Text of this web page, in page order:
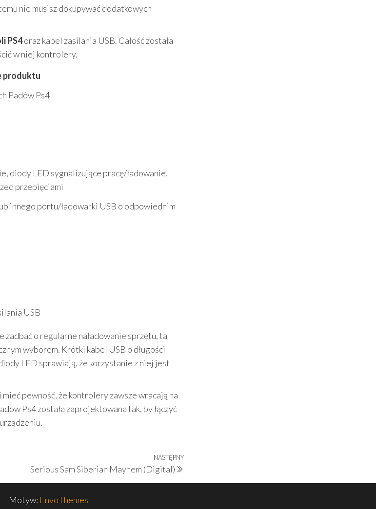
nie musisz dokupywać dodatkowych
PS4oraz kabel zasilania USB. Całość została
w niej kontrolery.
produktu
Padów Ps4
diody LED sygnalizujące pracę/ładowanie,
przepięciami
innego portu/ładowarki USB o odpowiednim
USB
zadbać o regularne naładowanie sprzętu, ta
wyborem. Krótki kabel USB o długości
LED sprawiają, że korzystanie z niej jest
pewność, że kontrolery zawsze wracają na
Ps4 została zaprojektowana tak, by łączyć
Następny
NASTĘPNY
Serious Sam Siberian Mayhem (Digital)
Motyw: EnvoThemes